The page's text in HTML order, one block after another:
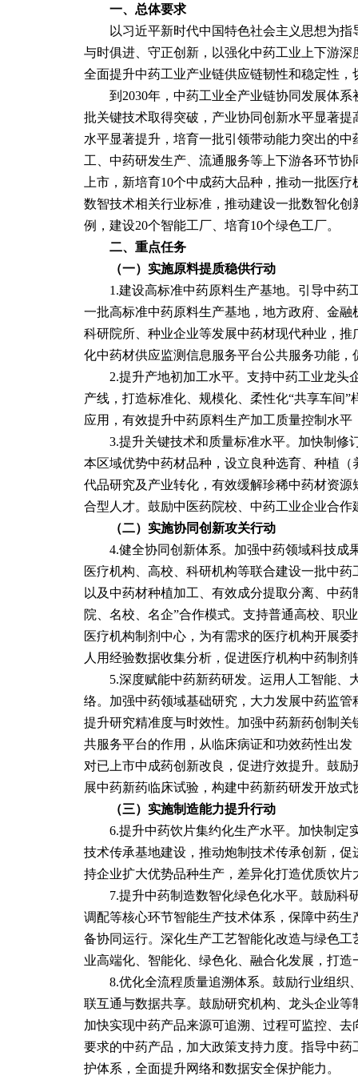
一、总体要求
以习近平新时代中国特色社会主义思想为指
与时俱进、守正创新，以强化中药工业上下游
全面提升中药工业产业链供应链韧性和稳定性
到2030年，中药工业全产业链协同发展体系
批关键技术取得突破，产业协同创新水平显著
水平显著提升，培育一批引领带动能力突出的
工、中药研发生产、流通服务等上下游各环节
上市，新培育10个中成药大品种，推动一批医
数智技术相关行业标准，推动建设一批数智化
例，建设20个智能工厂、培育10个绿色工厂。
二、重点任务
（一）实施原料提质稳供行动
1.建设高标准中药原料生产基地。引导中药
一批高标准中药原料生产基地，地方政府、金
科研院所、种业企业等发展中药材现代种业，
化中药材供应监测信息服务平台公共服务功能
2.提升产地初加工水平。支持中药工业龙头
产线，打造标准化、规模化、柔性化“共享车间
应用，有效提升中药原料生产加工质量控制水
3.提升关键技术和质量标准水平。加快制修
本区域优势中药材品种，设立良种选育、种植
代品研究及产业转化，有效缓解珍稀中药材资
合型人才。鼓励中医药院校、中药工业企业合
（二）实施协同创新攻关行动
4.健全协同创新体系。加强中药领域科技成
医疗机构、高校、科研机构等联合建设一批中
以及中药材种植加工、有效成分提取分离、中
院、名校、名企”合作模式。支持普通高校、职
医疗机构制剂中心，为有需求的医疗机构开展
人用经验数据收集分析，促进医疗机构中药制剂
5.深度赋能中药新药研发。运用人工智能、
络。加强中药领域基础研究，大力发展中药监
提升研究精准度与时效性。加强中药新药创制
共服务平台的作用，从临床病证和功效药性出
对已上市中成药创新改良，促进疗效提升。鼓
展中药新药临床试验，构建中药新药研发开放
（三）实施制造能力提升行动
6.提升中药饮片集约化生产水平。加快制定
技术传承基地建设，推动炮制技术传承创新，
持企业扩大优势品种生产，差异化打造优质饮片
7.提升中药制造数智化绿色化水平。鼓励科
调配等核心环节智能生产技术体系，保障中药
备协同运行。深化生产工艺智能化改造与绿色
业高端化、智能化、绿色化、融合化发展，打
8.优化全流程质量追溯体系。鼓励行业组织
联互通与数据共享。鼓励研究机构、龙头企业
加快实现中药产品来源可追溯、过程可监控、
要求的中药产品，加大政策支持力度。指导中
护体系，全面提升网络和数据安全保护能力。